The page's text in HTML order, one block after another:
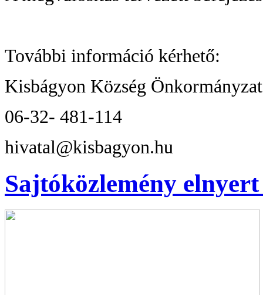
További információ kérhető:
Kisbágyon Község
06-32- 481-114
hivatal@kisbagyon.hu
Sajtóközlemény